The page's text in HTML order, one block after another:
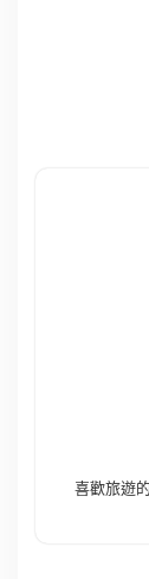
喜歡旅遊